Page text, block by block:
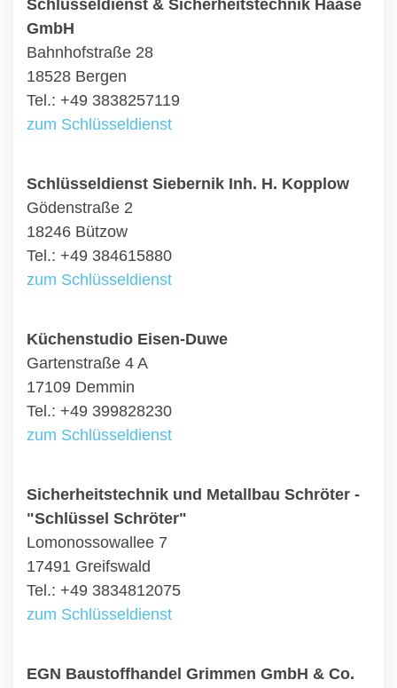
Schlüsseldienst & Sicherheitstechnik Haase
GmbH
Bahnhofstraße 28
18528 Bergen
Tel.: +49 3838257119
zum Schlüsseldienst
Schlüsseldienst Siebernik Inh. H. Kopplow
Gödenstraße 2
18246 Bützow
Tel.: +49 384615880
zum Schlüsseldienst
Küchenstudio Eisen-Duwe
Gartenstraße 4 A
17109 Demmin
Tel.: +49 399828230
zum Schlüsseldienst
Sicherheitstechnik und Metallbau Schröter -
"Schlüssel Schröter"
Lomonossowallee 7
17491 Greifswald
Tel.: +49 3834812075
zum Schlüsseldienst
EGN Baustoffhandel Grimmen GmbH & Co.